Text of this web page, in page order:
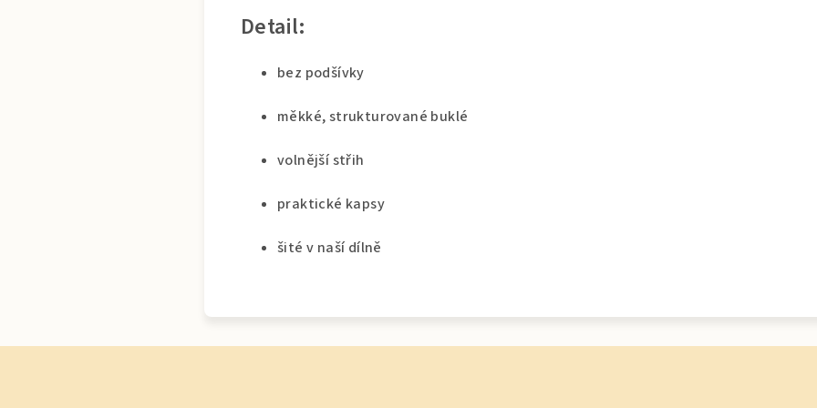
Detail:
bez podšívky
měkké, strukturované buklé
volnější střih
praktické kapsy
šité v naší dílně